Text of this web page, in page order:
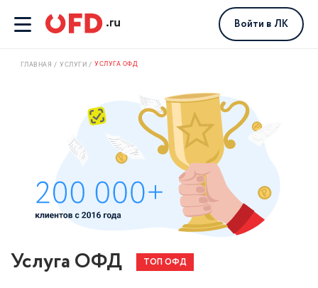
Войти в ЛК
ГЛАВНАЯ УСЛУГИ УСЛУГА ОФД
Услуга ОФД